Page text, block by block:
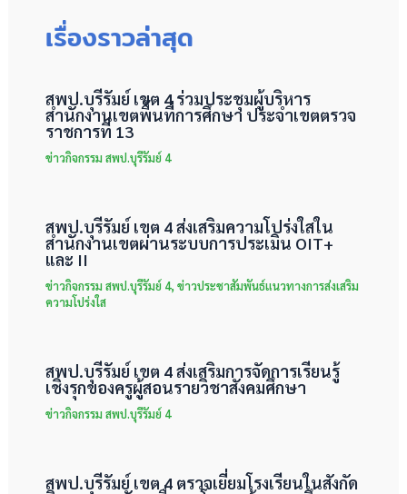
เรื่องราวล่าสุด
สพป.บุรีรัมย์ เขต 4 ร่วมประชุมผู้บริหาร
สำนักงานเขตพื้นที่การศึกษา ประจำเขตตรวจ
ราชการที่ 13
ข่าวกิจกรรม สพป.บุรีรัมย์ 4
สพป.บุรีรัมย์ เขต 4 ส่งเสริมความโปร่งใสใน
สำนักงานเขตผ่านระบบการประเมิน OIT+
และ II
ข่าวกิจกรรม สพป.บุรีรัมย์ 4, ข่าวประชาสัมพันธ์แนวทางการส่งเสริม
ความโปร่งใส
สพป.บุรีรัมย์ เขต 4 ส่งเสริมการจัดการเรียนรู้
เชิงรุกของครูผู้สอนรายวิชาสังคมศึกษา
ข่าวกิจกรรม สพป.บุรีรัมย์ 4
สพป.บุรีรัมย์ เขต 4 ตรวจเยี่ยมโรงเรียนในสังกัด